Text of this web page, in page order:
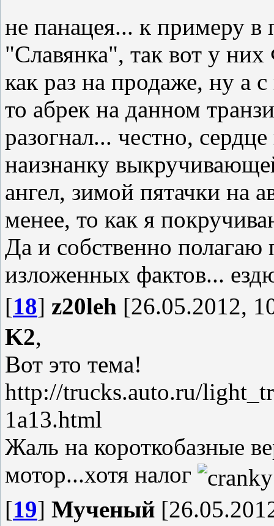
не панацея... к примеру в
"Славянка", так вот у
как раз на продаже, ну а
то абрек на данном
разогнал... честно,
наизнанку
ангел, зимой пятачки на
менее, то как я
Да и собственно полагаю
изложенных фактов...
[18] z20leh [26.05.2012,
K2,
Вот это тема!
http://trucks.auto.ru/
1a13.html
Жаль на короткобазные
мотор...хотя налог
[19] Мученый